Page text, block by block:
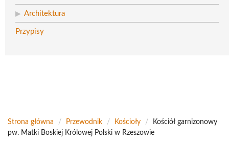
Architektura
Przypisy
Strona główna / Przewodnik / Kościoły /
Kościół garnizonowy
pw. Matki Boskiej Królowej Polski w Rzeszowie